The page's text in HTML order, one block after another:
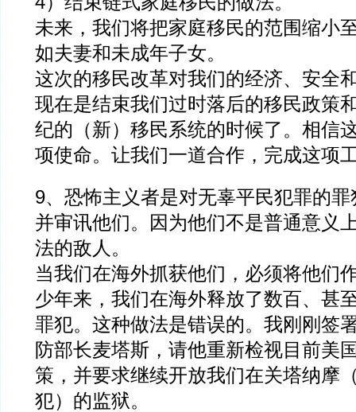
未来，我们将把家庭移民的范围缩小
如夫妻和未成年子女。
这次的移民改革对我们的经济、安全
现在是结束我们过时落后的移民政策
纪的（新）移民系统的时候了。相信
项使命。让我们一道合作，完成这项
9、恐怖主义者是对无辜平民犯罪的
并审讯他们。因为他们不是普通意义
法的敌人。
当我们在海外抓获他们，必须将他们
少年来，我们在海外释放了数百、甚
罪犯。这种做法是错误的。我刚刚签
防部长麦塔斯，请他重新检视目前美
策，并要求继续开放我们在关塔纳摩
犯）的监狱。